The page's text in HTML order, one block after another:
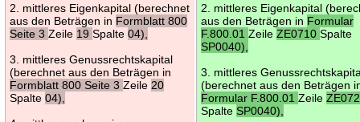
2. mittleres Eigenkapital (berechnet
aus den Beträgen in Formblatt 800
Seite 3Zeile 19Spalte04),
3. mittleres Genussrechtskapital
(berechnet aus den Beträgen in
Formblatt 800 Seite 3Zeile 20
Spalte04),
2. mittleres Eigenkapital
aus den Beträgen in Formular
F.800.01ZeileZE0710Spalte
SP0040),
3. mittleres
(berechnet aus den Beträgen
Formular F.800.01Zeile
SpalteSP0040),